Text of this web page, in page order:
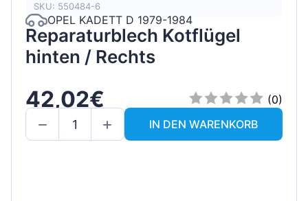
SKU: 550484-6
OPEL KADETT D 1979-1984
Reparaturblech Kotflügel
hinten / Rechts
42,02€
(0)
IN DEN WARENKORB